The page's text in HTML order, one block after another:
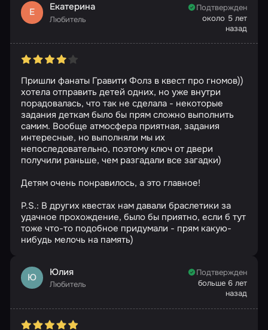
Е Екатерина
Любитель
Подтвержден
около 5 лет
назад
Пришли фанаты Гравити Фолз в квест про гномов))
хотела отправить детей одних, но уже внутри
порадовалась, что так не сделала - некоторые
задания деткам было бы прям сложно выполнить
самим. Вообще атмосфера приятная, задания
интересные, но выполняли мы их
непоследовательно, поэтому ключ от двери
получили раньше, чем разгадали все загадки)
Детям очень понравилось, а это главное!
P.S.: В других квестах нам давали браслетики за
удачное прохождение, было бы приятно, если б тут
тоже что-то подобное придумали - прям какую-
нибудь мелочь на память)
Ю Юлия
Любитель
Подтвержден
больше 6 лет
назад